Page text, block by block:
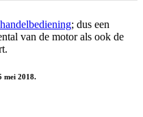
; dus een
van de motor als ook de
mei 2018.